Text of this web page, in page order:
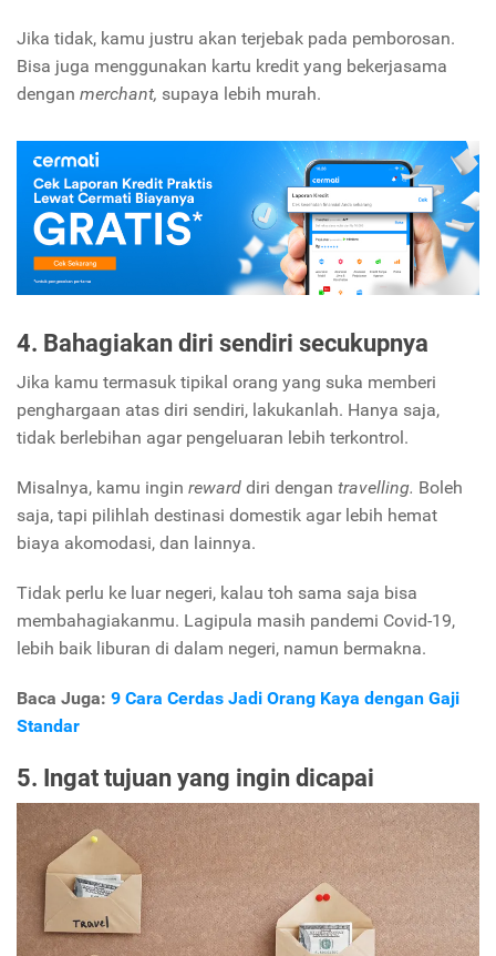
Jika tidak, kamu justru akan terjebak pada pemborosan.
Bisa juga menggunakan kartu kredit yang bekerjasama
dengan merchant, supaya lebih murah.
4. Bahagiakan diri sendiri secukupnya
Jika kamu termasuk tipikal orang yang suka memberi
penghargaan atas diri sendiri, lakukanlah. Hanya saja,
tidak berlebihan agar pengeluaran lebih terkontrol.
Misalnya, kamu ingin reward diri dengan travelling. Boleh
saja, tapi pilihlah destinasi domestik agar lebih hemat
biaya akomodasi, dan lainnya.
Tidak perlu ke luar negeri, kalau toh sama saja bisa
membahagiakanmu. Lagipula masih pandemi Covid-19,
lebih baik liburan di dalam negeri, namun bermakna.
Baca Juga: 9 Cara Cerdas Jadi Orang Kaya dengan Gaji
Standar
5. Ingat tujuan yang ingin dicapai